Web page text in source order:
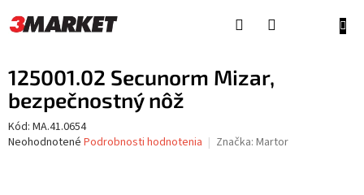
na
obsah
125001.02 Secunorm Mizar,
bezpečnostný nôž
Kód: MA.41.0654
Priemerné
Neohodnotené Podrobnosti hodnotenia Značka: Martor